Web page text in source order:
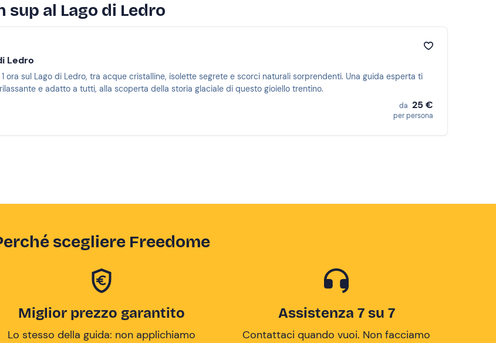
al Lago di Ledro
Ledro
1 ora sul Lago di Ledro, tra acque cristalline, isolette segrete e scorci naturali sorprendenti. Una guida esperta ti
e adatto a tutti, alla scoperta della storia glaciale di questo gioiello trentino.
da 25 €
per persona
scegliere Freedome
Miglior prezzo garantito
Lo stesso della guida: non applichiamo
Assistenza 7 su 7
Contattaci quando vuoi. Non facciamo